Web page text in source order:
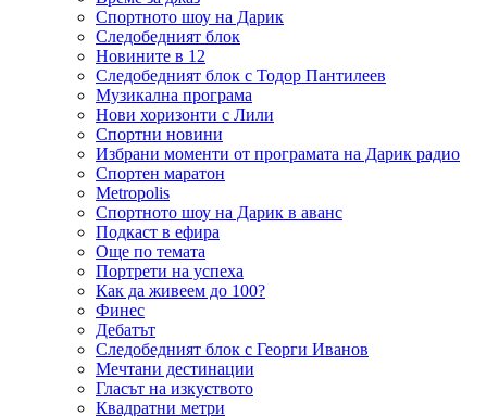
Спортното шоу на Дарик
Следобедният блок
Новините в 12
Следобедният блок с Тодор Пантилеев
Музикална програма
Нови хоризонти с Лили
Спортни новини
Избрани моменти от програмата на Дарик радио
Спортен маратон
Metropolis
Спортното шоу на Дарик в аванс
Подкаст в ефира
Още по темата
Портрети на успеха
Как да живеем до 100?
Финес
Дебатът
Следобедният блок с Георги Иванов
Мечтани дестинации
Гласът на изкуството
Квадратни метри